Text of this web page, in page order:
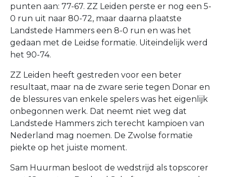
punten aan: 77-67. ZZ Leiden perste er nog een 5-
0 run uit naar 80-72, maar daarna plaatste
Landstede Hammers een 8-0 run en was het
gedaan met de Leidse formatie. Uiteindelijk werd
het 90-74.
ZZ Leiden heeft gestreden voor een beter
resultaat, maar na de zware serie tegen Donar en
de blessures van enkele spelers was het eigenlijk
onbegonnen werk. Dat neemt niet weg dat
Landstede Hammers zich terecht kampioen van
Nederland mag noemen. De Zwolse formatie
piekte op het juiste moment.
Sam Huurman besloot de wedstrijd als topscorer